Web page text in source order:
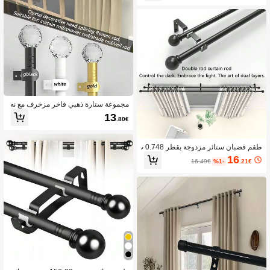
فيهية - دليل تركيب سهل، ديكور المنزل
> المطبخ والحمام > لوازم ديكور الحمام
> أجهزة الحمام والتركيب > ستارة الحما
طقم قضبان ستائر مزدوجة بقطر 0.748 ب
وصة - 0.63 بوصة، باللون الأسود. يناسب
عرض النافذة من 24 بوصة إلى 137 بوص
ثبت على الحائط، قضبان ستائر معدنية حد
يدية ذات طبقتين مناسبة للستائر الشفافة
والمعتمة، مناسبة لغرفة النوم والصالة وال
مزرعة والطراز الكلاسيكي الحديث
16 .21€
%1-
16.49€
هايات زخرفية كلاسيكية، مثالي لغرفة الن
وم والمطبخ وغرفة المعيشة وغرفة الطعا
م والحمام والمكتب وغرفة السكن الجامع
ي والشقة المؤجرة.
مجموعة ستارة ذهبي فاخر مزخرف مع نه
ايات كريستالية شفافة متعددة الأوجه، 32
-155 بوصة، ستارة فردي قياسي لحزمة و
ذ الصغيرة والكبيرة والأبواب المنزلقة وس
تائر الفناء
13.80€